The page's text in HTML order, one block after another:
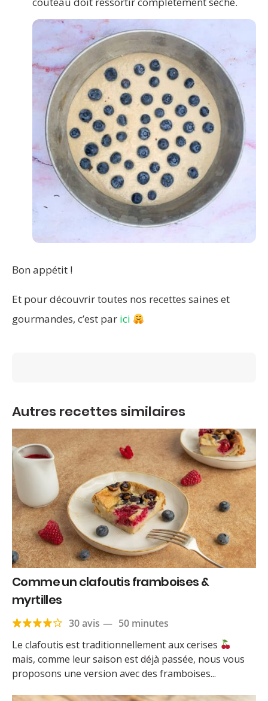
Bon appétit !
Et pour découvrir toutes nos recettes saines et
gourmandes, c’est par ici
Autres recettes similaires
Comme un clafoutis framboises &
myrtilles
30 avis — 50 minutes
Le clafoutis est traditionnellement aux cerises
mais, comme leur saison est déjà passée, nous vous
proposons une version avec des framboises...